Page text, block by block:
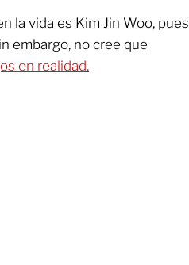
la vida es Kim Jin Woo, pues
embargo, no cree que
en realidad.